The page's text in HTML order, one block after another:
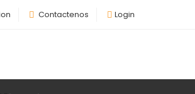
Contactenos Login